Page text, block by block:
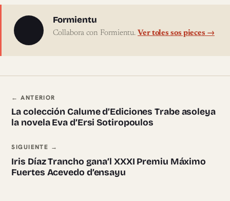
Sobre l'autor
Formientu
Collabora con Formientu. Ver toles sos pieces →
Navegación ente pieces
← ANTERIOR
La colección Calume d’Ediciones Trabe asoleya
la novela Eva d’Ersi Sotiropoulos
SIGUIENTE →
Iris Díaz Trancho gana’l XXXI Premiu Máximo
Fuertes Acevedo d’ensayu